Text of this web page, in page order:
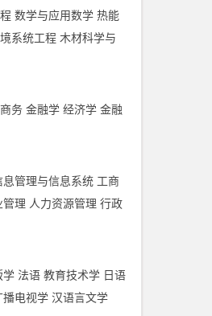
数学与应用数学 热能
系统工程 木材科学与
务 金融学 经济学 金融
息管理与信息系统 工商
管理 人力资源管理 行政
学 法语 教育技术学 日语
播电视学 汉语言文学